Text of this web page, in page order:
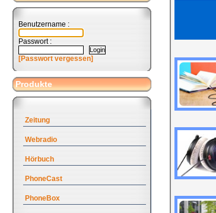
Benutzername :
Passwort :
[Passwort vergessen]
Produkte
Zeitung
Webradio
Hörbuch
PhoneCast
PhoneBox